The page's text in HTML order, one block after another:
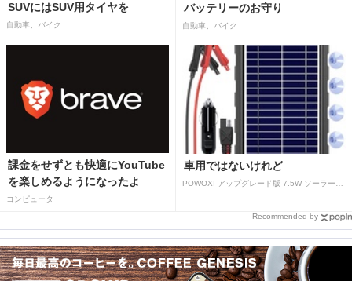
SUVにはSUV用タイヤを
自動車、バイク
バッテリーのお守り
自動車、バイク
課金をせずとも快適にYouTube
を楽しめるようになったよ
コンピュータ
車用ではないけれど
Recommended by